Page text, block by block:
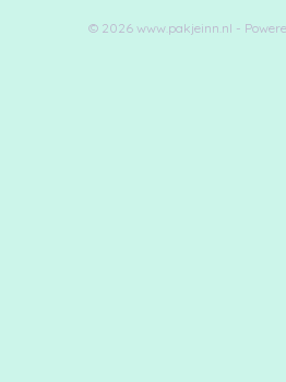
© 2026 www.pakjeinn.nl -